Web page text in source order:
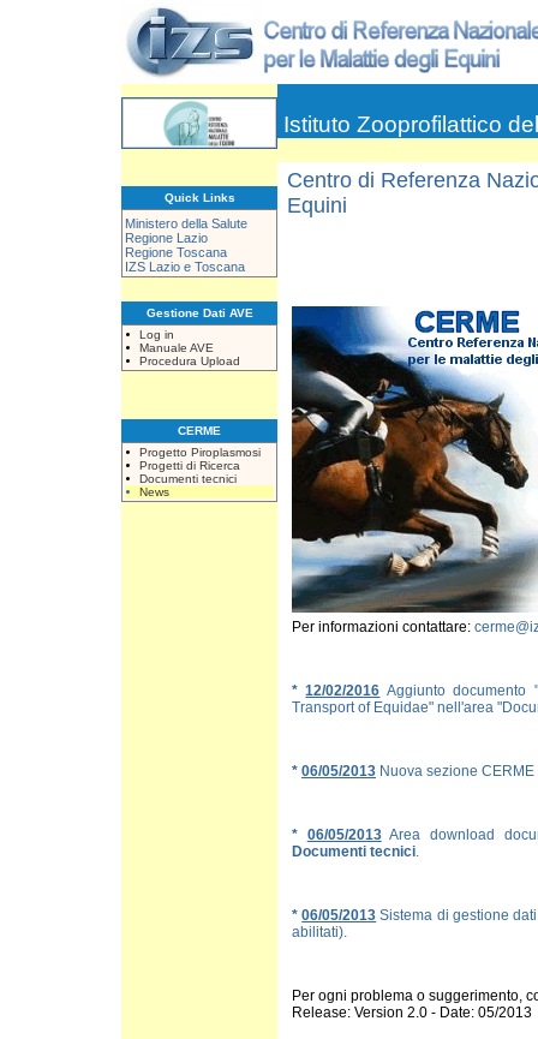
Istituto Zooprofilattico
Quick Links
Ministero della Salute
Regione Lazio
Regione Toscana
IZS Lazio e Toscana
Gestione Dati AVE
Log in
Manuale AVE
Procedura Upload
CERME
Progetto Piroplasmosi
Progetti di Ricerca
Documenti tecnici
News
Centro di Referenza
Equini
Per informazioni contattare:
*12/02/2016 Aggiunto documento
Transport of Equidae" nell'area
* 06/05/2013 Nuova sezione
* 06/05/2013Area download
Documenti tecnici.
*06/05/2013 Sistema di gestione
abilitati).
Per ogni problema o suggerimento,
Release: Version 2.0 - Date: 05/2013